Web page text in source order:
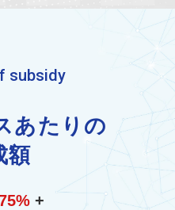
subsidy
あたりの
額
+